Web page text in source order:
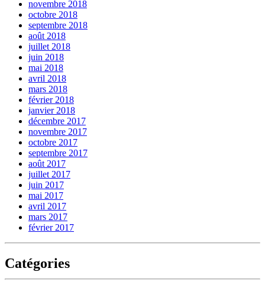
novembre 2018
octobre 2018
septembre 2018
août 2018
juillet 2018
juin 2018
mai 2018
avril 2018
mars 2018
février 2018
janvier 2018
décembre 2017
novembre 2017
octobre 2017
septembre 2017
août 2017
juillet 2017
juin 2017
mai 2017
avril 2017
mars 2017
février 2017
Catégories